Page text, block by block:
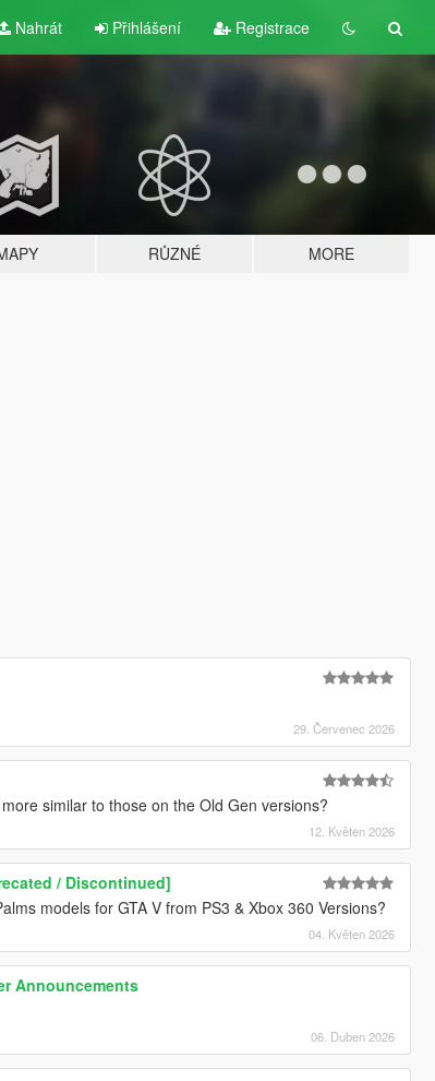
Nahrát Přihlášení Registrace
RŮZNÉ MORE
29. Červenec 2026
similar to those on the Old Gen versions?
12. Květen 2026
/ Discontinued]
models for GTA V from PS3 & Xbox 360 Versions?
04. Květen 2026
Announcements
06. Duben 2026